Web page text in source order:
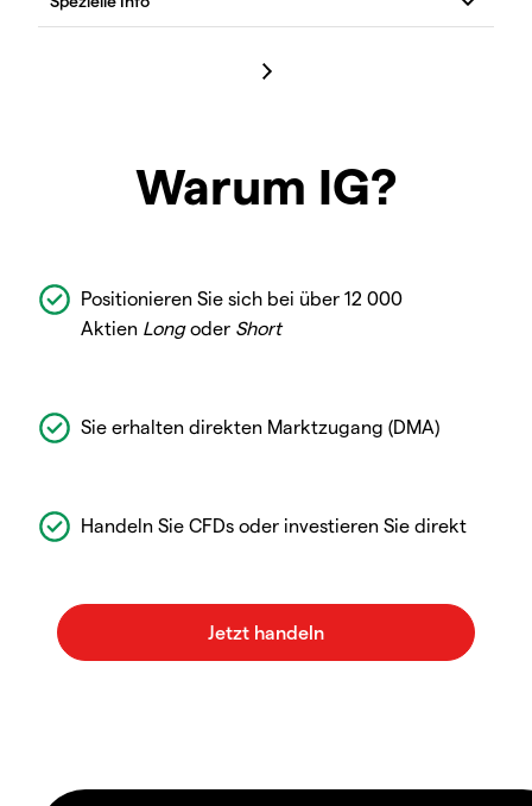
Warum IG?
Positionieren Sie sich bei über 12 000
Aktien Longoder Short
Sie erhalten direkten Marktzugang (DMA)
Handeln Sie CFDs oder investieren Sie direkt